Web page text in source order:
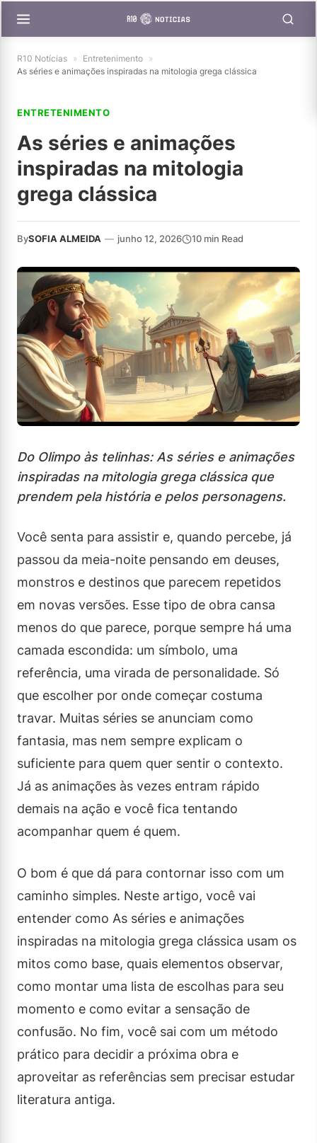
R10 Notícias » Entretenimento »
As séries e animações inspiradas na mitologia grega clássica
ENTRETENIMENTO
As séries e animações
inspiradas na mitologia
grega clássica
BySOFIA ALMEIDA — junho 12, 2026 10 min Read
Do Olimpo às telinhas: As séries e animações
inspiradas na mitologia grega clássica que
prendem pela história e pelos personagens.
Você senta para assistir e, quando percebe, já
passou da meia-noite pensando em deuses,
monstros e destinos que parecem repetidos
em novas versões. Esse tipo de obra cansa
menos do que parece, porque sempre há uma
camada escondida: um símbolo, uma
referência, uma virada de personalidade. Só
que escolher por onde começar costuma
travar. Muitas séries se anunciam como
fantasia, mas nem sempre explicam o
suficiente para quem quer sentir o contexto.
Já as animações às vezes entram rápido
demais na ação e você fica tentando
acompanhar quem é quem.
O bom é que dá para contornar isso com um
caminho simples. Neste artigo, você vai
entender como As séries e animações
inspiradas na mitologia grega clássica usam os
mitos como base, quais elementos observar,
como montar uma lista de escolhas para seu
momento e como evitar a sensação de
confusão. No fim, você sai com um método
prático para decidir a próxima obra e
aproveitar as referências sem precisar estudar
literatura antiga.